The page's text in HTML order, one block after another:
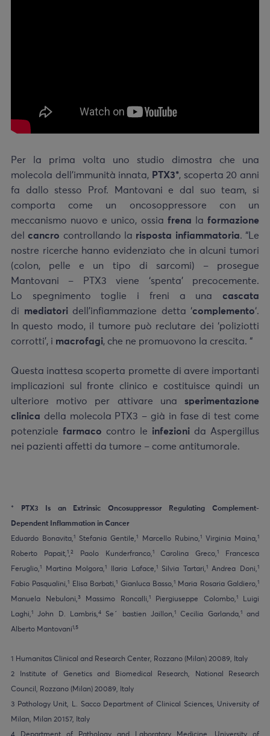
Per la prima volta uno studio dimostra che una
molecola dell’immunità innata, PTX3*, scoperta 20 anni
fa dallo stesso Prof. Mantovani e dal suo team, si
comporta come un oncosoppressore con un
meccanismo nuovo e unico, ossia frena laformazione
delcancro controllando la risposta infiammatoria. “Le
nostre ricerche hanno evidenziato che in alcuni tumori
(colon, pelle e un tipo di sarcomi) – prosegue
Mantovani – PTX3 viene ‘spenta’ precocemente.
Lo spegnimento toglie i freni a una cascata
di mediatoridell’infiammazione detta ‘complemento‘.
In questo modo, il tumore può reclutare dei ‘poliziotti
corrotti’, i macrofagi, che ne promuovono la crescita. “
Questa inattesa scoperta promette di avere importanti
implicazioni sul fronte clinico e costituisce quindi un
ulteriore motivo per attivare una sperimentazione
clinica della molecola PTX3 – già in fase di test come
potenziale farmaco contro le infezioni da Aspergillus
nei pazienti affetti da tumore – come antitumorale.
* PTX3 Is an Extrinsic Oncosuppressor Regulating Complement-
Dependent Inflammation in Cancer
Eduardo Bonavita,1 Stefania Gentile,1 Marcello Rubino,1Virginia Maina,1
Roberto Papait,1,2Paolo Kunderfranco,1Carolina Greco,1 Francesca
Feruglio,1 Martina Molgora,1 Ilaria Laface,1Silvia Tartari,1Andrea Doni,1
Fabio Pasqualini,1 Elisa Barbati,1 Gianluca Basso,1Maria Rosaria Galdiero,1
Manuela Nebuloni,3Massimo Roncalli,1Piergiuseppe Colombo,1Luigi
Laghi,1 John D. Lambris,4 Se´ bastien Jaillon,1 Cecilia Garlanda,1and
Alberto Mantovani1,5
1 Humanitas Clinical and Research Center, Rozzano (Milan) 20089, Italy
2 Institute of Genetics and Biomedical Research, National Research
Council, Rozzano (Milan) 20089, Italy
3 Pathology Unit, L. Sacco Department of Clinical Sciences, University of
Milan, Milan 20157, Italy